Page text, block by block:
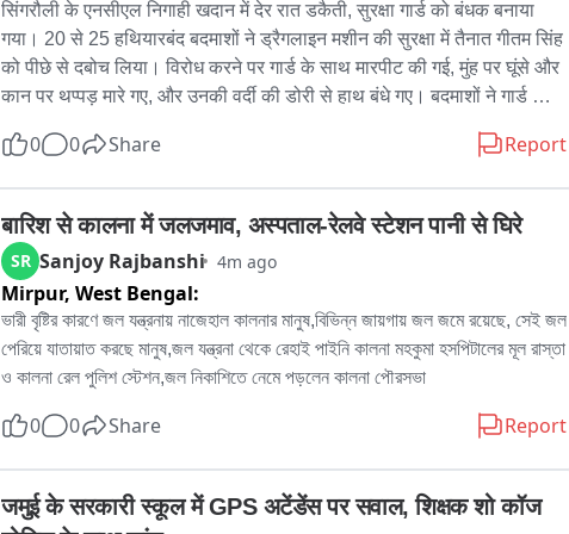
सिंगरौली के एनसीएल निगाही खदान में देर रात डकैती, सुरक्षा गार्ड को बंधक बनाया
गया। 20 से 25 हथियारबंद बदमाशों ने ड्रैगलाइन मशीन की सुरक्षा में तैनात गीतम सिंह
को पीछे से दबोच लिया। विरोध करने पर गार्ड के साथ मारपीट की गई, मुंह पर घूंसे और
कान पर थप्पड़ मारे गए, और उनकी वर्दी की डोरी से हाथ बंधे गए। बदमाशों ने गार्ड की
फरार हो गए। ड्रैगलाइन मशीन का करीब 80 मीटर कॉपर केबल भी काट लिया गया।
ने 25 अज्ञात के खिलाफ एफआईआर दर्ज की और एक विशेष टीम गठित कर जांच शुरू
कर दी है।
0 0 Share Report
बारिश से कालना में जलजमाव, अस्पताल-रेलवे स्टेशन पानी से घिरे
SR Sanjoy Rajbanshi 4m ago
Mirpur, West Bengal:
ভারী বৃষ্টির কারণে জল যন্ত্রনায় নাজেহাল কালনার মানুষ,বিভিন্ন জায়গায় জল জমে রয়েছে, সেই জল
পেরিয়ে যাতায়াত করছে মানুষ,জল যন্ত্রনা থেকে রেহাই পাইনি কালনা মহকুমা হসপিটালের মূল রাস্তা
ও কালনা রেল পুলিশ স্টেশন,জল নিকাশিতে নেমে পড়লেন কালনা পৌরসভা
0 0 Share Report
जमुई के सरकारी स्कूल में GPS अटेंडेंस पर सवाल, शिक्षक शो कॉज